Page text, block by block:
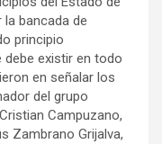
bancada de
principio
existir en todo
en señalar los
del grupo
Campuzano,
Zambrano Grijalva,